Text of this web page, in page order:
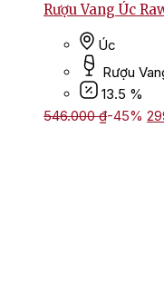
Rượu Vang Úc
Úc
Rượu
13.5 %
546.000₫-45%